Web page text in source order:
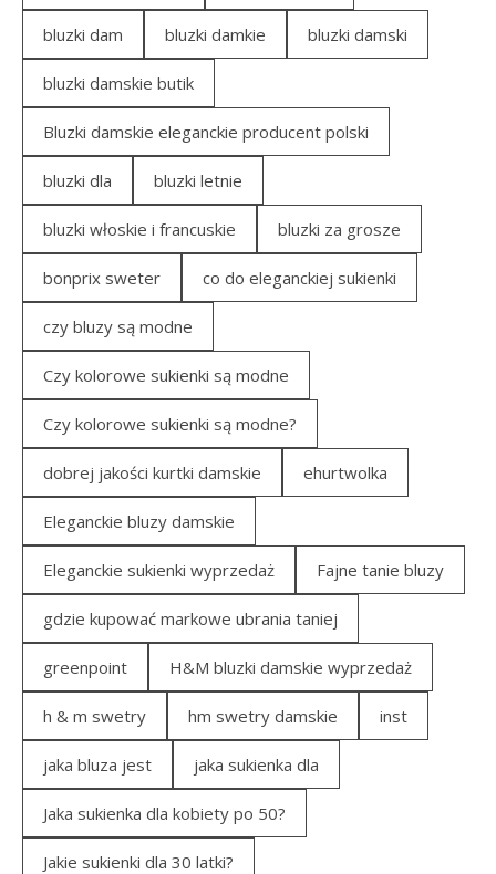
bluzki dam bluzki damkie bluzki damski
bluzki damskie butik
Bluzki damskie eleganckie producent polski
bluzki dla bluzki letnie
bluzki włoskie i francuskie bluzki za grosze
bonprix sweter co do eleganckiej sukienki
czy bluzy są modne
Czy kolorowe sukienki są modne
Czy kolorowe sukienki są modne?
dobrej jakości kurtki damskie ehurtwolka
Eleganckie bluzy damskie
Eleganckie sukienki wyprzedaż Fajne tanie bluzy
gdzie kupować markowe ubrania taniej
greenpoint H&M bluzki damskie wyprzedaż
h & m swetry hm swetry damskie inst
jaka bluza jest jaka sukienka dla
Jaka sukienka dla kobiety po 50?
Jakie sukienki dla 30 latki?